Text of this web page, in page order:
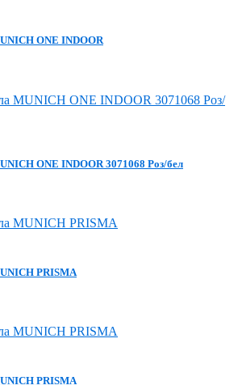
ONE INDOOR
ONE INDOOR 3071068 Роз/бел
PRISMA
PRISMA